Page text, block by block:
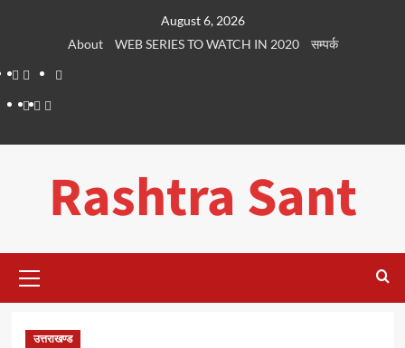
August 6, 2026
About
WEB SERIES TO WATCH IN 2020
सम्पर्क
About
WEB
SERIES
Dehradun
LifePlaces
सम्पर्क
Rashtra Sant
Menu
उत्तराखण्ड